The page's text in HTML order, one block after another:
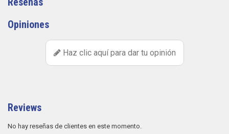
Opiniones
Haz clic aquí para dar tu opinión
Reviews
No hay reseñas de clientes en este momento.